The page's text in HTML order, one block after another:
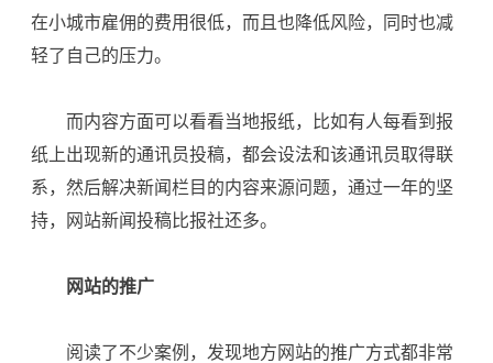
在小城市雇佣的费用很低，而且也降低风险，同时也减
轻了自己的压力。
而内容方面可以看看当地报纸，比如有人每看到报
纸上出现新的通讯员投稿，都会设法和该通讯员取得联
系，然后解决新闻栏目的内容来源问题，通过一年的坚
持，网站新闻投稿比报社还多。
网站的推广
阅读了不少案例，发现地方网站的推广方式都非常